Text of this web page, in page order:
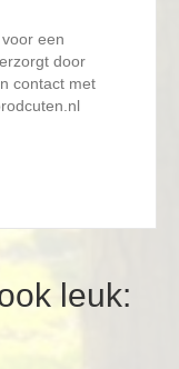
een
door
contact met
leuk: